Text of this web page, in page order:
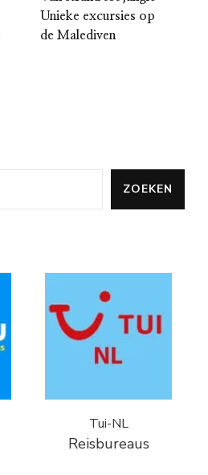
Unieke excursies op
de Malediven
ZOEKEN
Tui-NL
Reisbureaus